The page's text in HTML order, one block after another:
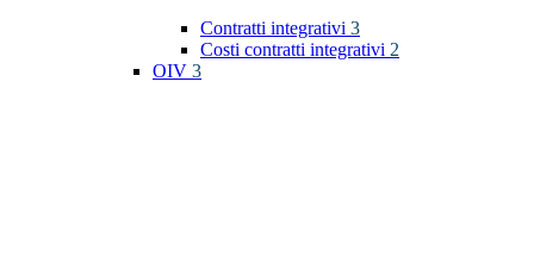
Contratti integrativi 3
Costi contratti integrativi 2
OIV 3